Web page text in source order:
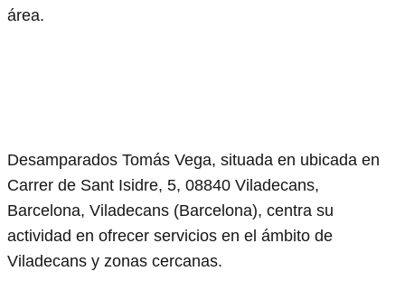
área.
Desamparados Tomás Vega, situada en ubicada en
Carrer de Sant Isidre, 5, 08840 Viladecans,
Barcelona, Viladecans (Barcelona), centra su
actividad en ofrecer servicios en el ámbito de
Viladecans y zonas cercanas.